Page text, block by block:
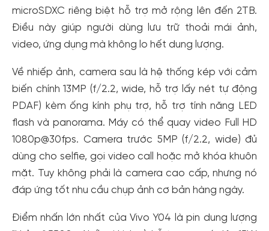
microSDXC riêng biệt hỗ trợ mở rộng lên đến 2TB.
Điều này giúp người dùng lưu trữ thoải mái ảnh,
video, ứng dụng mà không lo hết dung lượng.
Về nhiếp ảnh, camera sau là hệ thống kép với cảm
biến chính 13MP (f/2.2, wide, hỗ trợ lấy nét tự động
PDAF) kèm ống kính phụ trợ, hỗ trợ tính năng LED
flash và panorama. Máy có thể quay video Full HD
1080p@30fps. Camera trước 5MP (f/2.2, wide) đủ
dùng cho selfie, gọi video call hoặc mở khóa khuôn
mặt. Tuy không phải là camera cao cấp, nhưng nó
đáp ứng tốt nhu cầu chụp ảnh cơ bản hàng ngày.
Điểm nhấn lớn nhất của Vivo Y04 là pin dung lượng